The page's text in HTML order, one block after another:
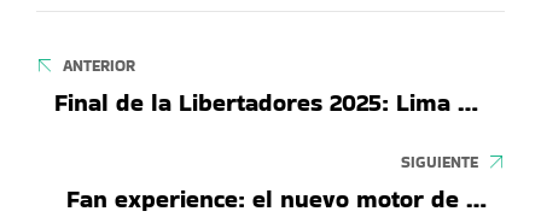
Navegación
de
entradas
ANTERIOR
Final de la Libertadores 2025: Lima se
SIGUIENTE
Fan experience: el nuevo motor de la